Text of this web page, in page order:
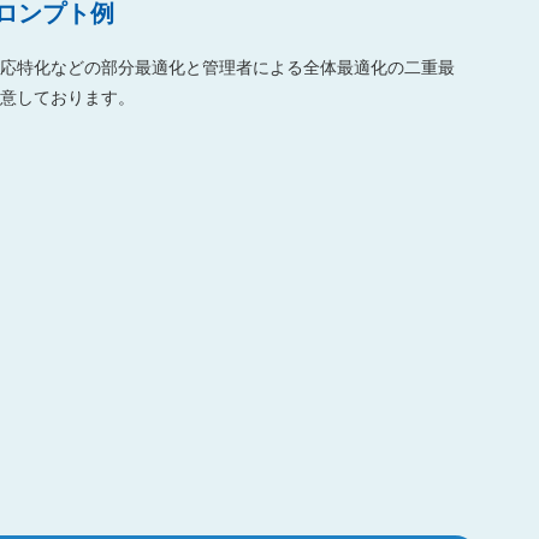
ンプト例
特化などの部分最適化と管理者による全体最適化の二重最
しております。